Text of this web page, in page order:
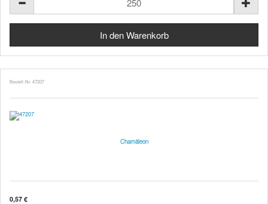
Bestell-Nr. 47207
Chamäleon
0,57 €